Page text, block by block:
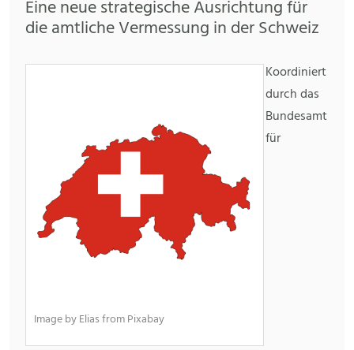
Eine neue strategische Ausrichtung für
die amtliche Vermessung in der Schweiz
Image by Elias from Pixabay
Koordiniert
durch das
Bundesamt
für